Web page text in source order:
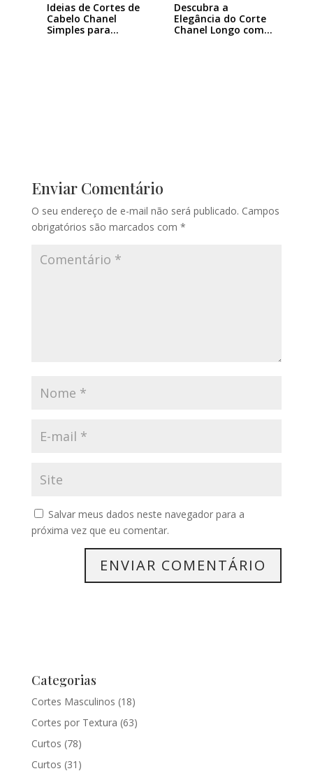
Ideias de Cortes de
Cabelo Chanel
Simples para…
Descubra a
Elegância do Corte
Chanel Longo com…
Enviar Comentário
O seu endereço de e-mail não será publicado. Campos
obrigatórios são marcados com *
Salvar meus dados neste navegador para a
próxima vez que eu comentar.
Categorias
Cortes Masculinos (18)
Cortes por Textura (63)
Curtos (78)
Curtos (31)